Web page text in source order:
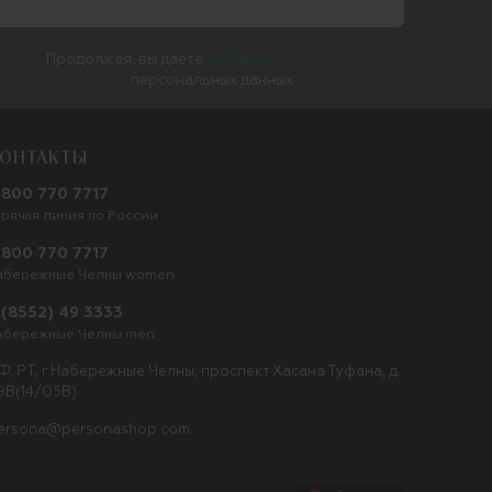
770 7717
линия по России
770 7717
Челны women
(8552) 49 3333
Челны men
РТ, г.Набережные Челны, проспект Хасана Туфана, д.
05В)